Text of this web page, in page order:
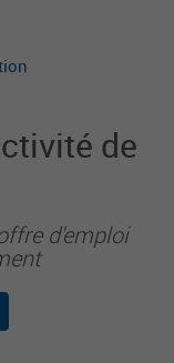
de
d'emploi